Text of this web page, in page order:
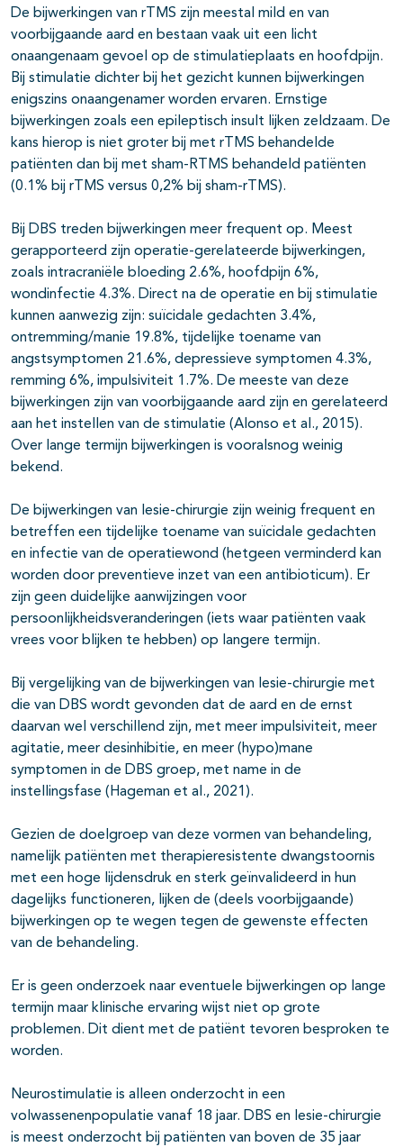
De bijwerkingen van rTMS zijn meestal mild en van
voorbijgaande aard en bestaan vaak uit een licht
onaangenaam gevoel op de stimulatieplaats en hoofdpijn.
Bij stimulatie dichter bij het gezicht kunnen bijwerkingen
enigszins onaangenamer worden ervaren. Ernstige
bijwerkingen zoals een epileptisch insult lijken zeldzaam. De
kans hierop is niet groter bij met rTMS behandelde
patiënten dan bij met sham-RTMS behandeld patiënten
(0.1% bij rTMS versus 0,2% bij sham-rTMS).
Bij DBS treden bijwerkingen meer frequent op. Meest
gerapporteerd zijn operatie-gerelateerde bijwerkingen,
zoals intracraniële bloeding 2.6%, hoofdpijn 6%,
wondinfectie 4.3%. Direct na de operatie en bij stimulatie
kunnen aanwezig zijn: suïcidale gedachten 3.4%,
ontremming/manie 19.8%, tijdelijke toename van
angstsymptomen 21.6%, depressieve symptomen 4.3%,
remming 6%, impulsiviteit 1.7%. De meeste van deze
bijwerkingen zijn van voorbijgaande aard zijn en gerelateerd
aan het instellen van de stimulatie (Alonso et al., 2015).
Over lange termijn bijwerkingen is vooralsnog weinig
bekend.
De bijwerkingen van lesie-chirurgie zijn weinig frequent en
betreffen een tijdelijke toename van suïcidale gedachten
en infectie van de operatiewond (hetgeen verminderd kan
worden door preventieve inzet van een antibioticum). Er
zijn geen duidelijke aanwijzingen voor
persoonlijkheidsveranderingen (iets waar patiënten vaak
vrees voor blijken te hebben) op langere termijn.
Bij vergelijking van de bijwerkingen van lesie-chirurgie met
die van DBS wordt gevonden dat de aard en de ernst
daarvan wel verschillend zijn, met meer impulsiviteit, meer
agitatie, meer desinhibitie, en meer (hypo)mane
symptomen in de DBS groep, met name in de
instellingsfase (Hageman et al., 2021).
Gezien de doelgroep van deze vormen van behandeling,
namelijk patiënten met therapieresistente dwangstoornis
met een hoge lijdensdruk en sterk geïnvalideerd in hun
dagelijks functioneren, lijken de (deels voorbijgaande)
bijwerkingen op te wegen tegen de gewenste effecten
van de behandeling.
Er is geen onderzoek naar eventuele bijwerkingen op lange
termijn maar klinische ervaring wijst niet op grote
problemen. Dit dient met de patiënt tevoren besproken te
worden.
Neurostimulatie is alleen onderzocht in een
volwassenenpopulatie vanaf 18 jaar. DBS en lesie-chirurgie
is meest onderzocht bij patiënten van boven de 35 jaar